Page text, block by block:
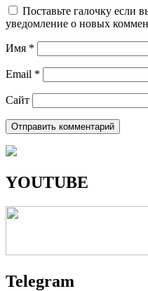
Поставьте галочку если
уведомление о новых
Имя *
Email *
Сайт
YOUTUBE
Telegram